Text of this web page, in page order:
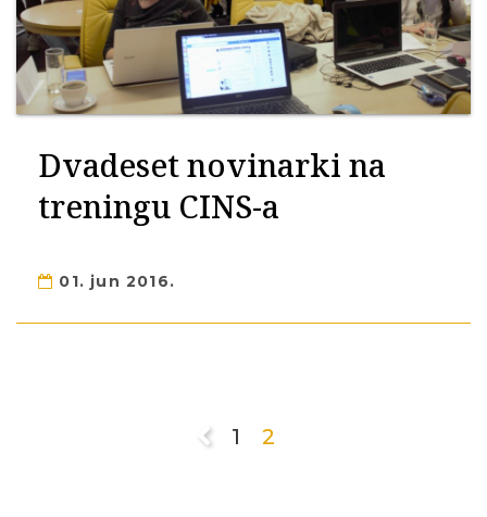
Dvadeset novinarki na
treningu CINS-a
01. jun 2016.
1 2